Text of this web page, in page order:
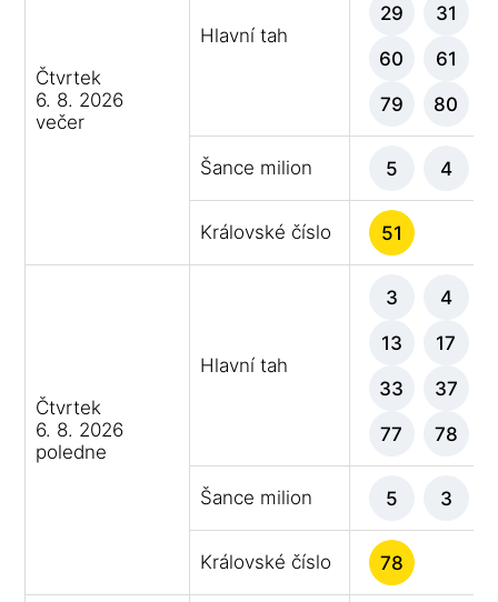
Čtvrtek
6. 8. 2026
večer
Hlavní tah
29 31
60 61
79 80
Šance milion 5 4
Královské číslo 51
Čtvrtek
6. 8. 2026
poledne
Hlavní tah
3 4
13 17
33 37
77 78
Šance milion 5 3
Královské číslo 78